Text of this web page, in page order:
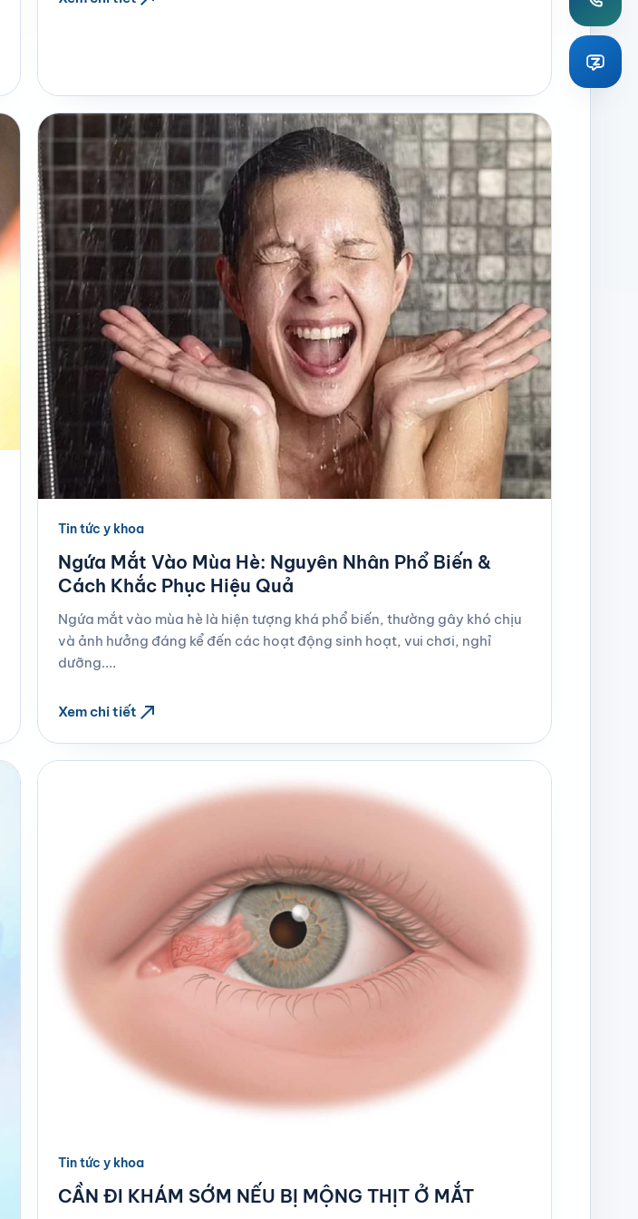
Tin tức y khoa
Ngứa Mắt Vào Mùa Hè: Nguyên Nhân Phổ Biến &
Cách Khắc Phục Hiệu Quả
Ngứa mắt vào mùa hè là hiện tượng khá phổ biến, thường gây khó chịu
và ảnh hưởng đáng kể đến các hoạt động sinh hoạt, vui chơi, nghỉ
dưỡng....
Xem chi tiết north_east
Tin tức y khoa
CẦN ĐI KHÁM SỚM NẾU BỊ MỘNG THỊT Ở MẮT